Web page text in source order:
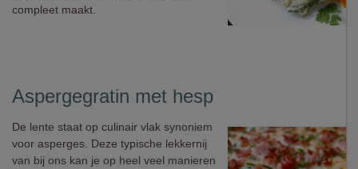
compleet maakt.
Aspergegratin met hesp
De lente staat op culinair vlak synoniem
voor asperges. Deze typische lekkernij
van bij ons kan je op heel veel manieren